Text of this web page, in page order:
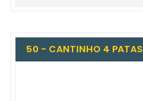
50 - CANTINHO 4 PATAS